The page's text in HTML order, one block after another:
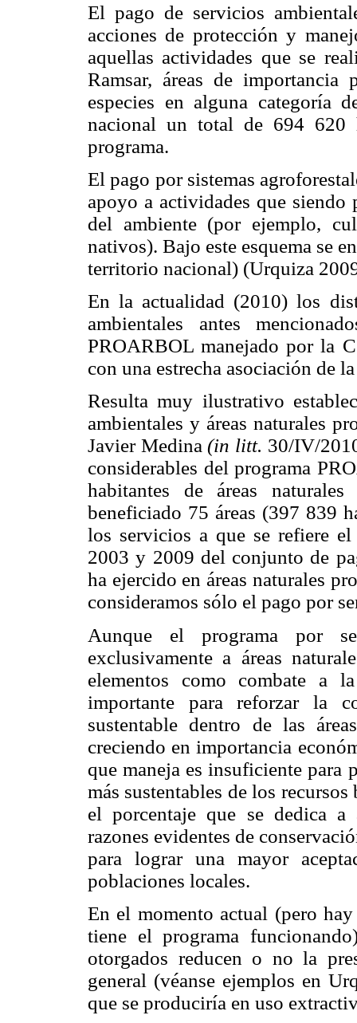
El pago de servicios
acciones de protección y
aquellas actividades que se
Ramsar, áreas de
especies en alguna categoría
nacional un total de 694 620
programa.
El pago por sistemas
apoyo a actividades que siendo
del ambiente (por ejemplo,
nativos). Bajo este esquema se
territorio nacional) (Urquiza
En la actualidad (2010) los
ambientales antes
PROARBOL manejado por la
con una estrecha asociación de
Resulta muy ilustrativo
ambientales y áreas naturales
Javier Medina(in litt. 30/IV/
considerables del programa
habitantes de áreas
beneficiado 75 áreas (397 839
los servicios a que se refiere
2003 y 2009 del conjunto de
ha ejercido en áreas naturales
consideramos sólo el pago por
Aunque el programa por
exclusivamente a áreas
elementos como combate a
importante para reforzar la
sustentable dentro de las
creciendo en importancia
que maneja es insuficiente para
más sustentables de los
el porcentaje que se dedica a
razones evidentes de
para lograr una mayor
poblaciones locales.
En el momento actual (pero
tiene el programa
otorgados reducen o no la
general (véanse ejemplos en
que se produciría en uso